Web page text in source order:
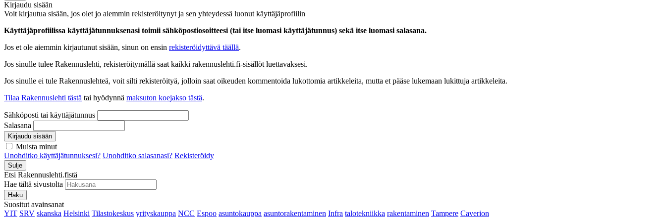
Kirjaudu sisään
Voit kirjautua sisään, jos olet jo aiemmin rekisteröitynyt ja sen yhteydessä luonut käyttäjäprofiilin
Käyttäjäprofiilissa käyttäjätunnuksenasi toimii sähköpostiosoitteesi (tai itse luomasi käyttäjätunnus) sekä itse luomasi salasana.
Jos et ole aiemmin kirjautunut sisään, sinun on ensin rekisteröidyttävä täällä.
Jos sinulle tulee Rakennuslehti, rekisteröitymällä saat kaikki rakennuslehti.fi-sisällöt luettavaksesi.
Jos sinulle ei tule Rakennuslehteä, voit silti rekisteröityä, jolloin saat oikeuden kommentoida lukottomia artikkeleita, mutta et pääse lukemaan lukittuja artikkeleita.
Tilaa Rakennuslehti tästä tai hyödynnä maksuton koejakso tästä.
Sähköposti tai käyttäjätunnus
Salasana
Kirjaudu sisään
Muista minut
Unohditko käyttäjätunnuksesi? Unohditko salasanasi? Rekisteröidy
Sulje
Etsi Rakennuslehti.fistä
Hae tältä sivustolta
Haku
Suositut avainsanat
YIT SRV skanska Helsinki Tilastokeskus yrityskauppa NCC Espoo asuntokauppa asuntorakentaminen Infra talotekniikka rakentaminen Tampere Caverion